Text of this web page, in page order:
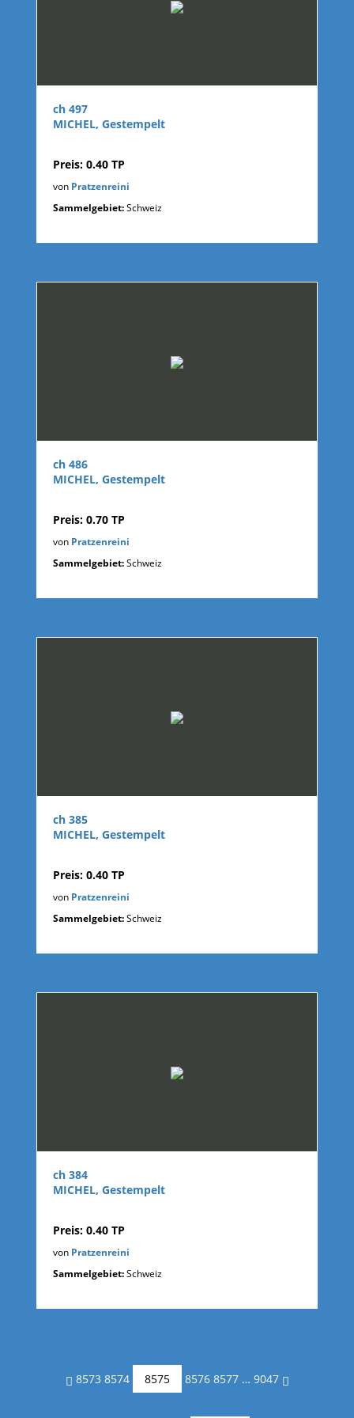
ch 497
MICHEL, Gestempelt
Preis: 0.40 TP
von Pratzenreini
Sammelgebiet:Schweiz
ch 486
MICHEL, Gestempelt
Preis: 0.70 TP
von Pratzenreini
Sammelgebiet:Schweiz
ch 385
MICHEL, Gestempelt
Preis: 0.40 TP
von Pratzenreini
Sammelgebiet:Schweiz
ch 384
MICHEL, Gestempelt
Preis: 0.40 TP
von Pratzenreini
Sammelgebiet:Schweiz
8573 8574 8575 8576 8577 … 9047